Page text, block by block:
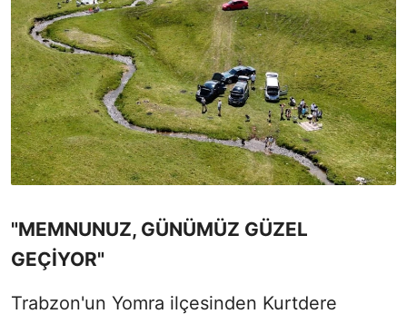
"MEMNUNUZ, GÜNÜMÜZ GÜZEL
GEÇİYOR"
Trabzon'un Yomra ilçesinden Kurtdere